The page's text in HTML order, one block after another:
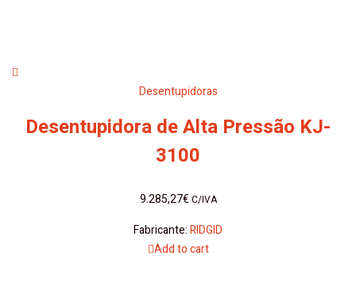
Desentupidoras
Desentupidora de Alta Pressão KJ-
3100
9.285,27€ C/IVA
Fabricante:RIDGID
Add to cart